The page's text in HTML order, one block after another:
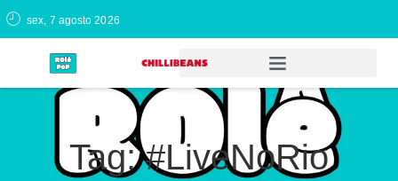
sex, 7 agosto 2026
Tag: #LiveNoRio